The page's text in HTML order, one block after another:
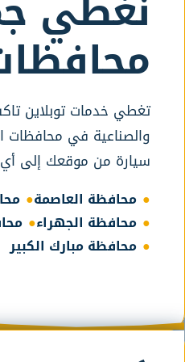
تغطي خدمات توبلاين
والصناعية في
سيارة من موقعك إلى
محافظة العاصمة
محافظة الجهراء
محافظة مبارك الكبير